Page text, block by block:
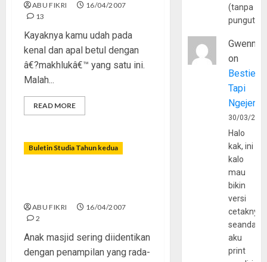
ABU FIKRI
16/04/2007
13
Kayaknya kamu udah pada
kenal dan apal betul dengan
â€?makhlukâ€™ yang satu ini.
Malah...
READ MORE
Buletin Studia Tahun kedua
ABU FIKRI
16/04/2007
2
Anak masjid sering diidentikan
dengan penampilan yang rada-
(tanpa
Gwenny
on
Bestie
Tapi
30/03/
Halo
kak, ini
kalo
mau
bikin
versi
cetaknya
aku
print